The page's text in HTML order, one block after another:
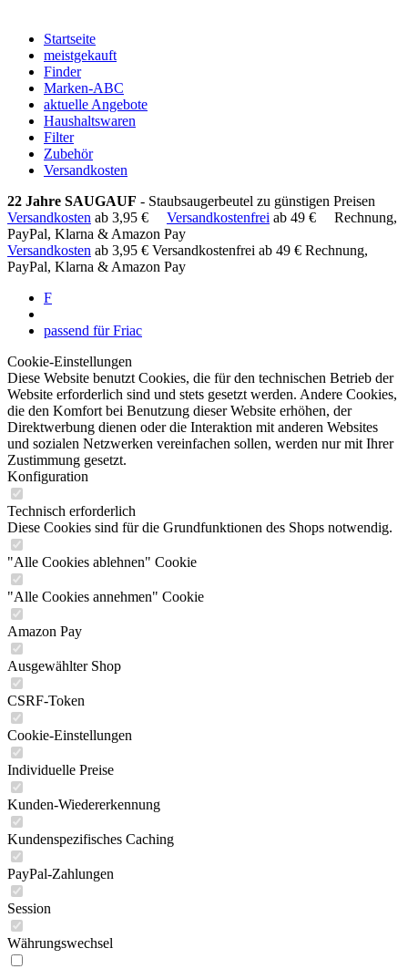
Startseite
meistgekauft
Finder
Marken-ABC
aktuelle Angebote
Haushaltswaren
Filter
Zubehör
Versandkosten
22 Jahre SAUGAUF - Staubsaugerbeutel zu günstigen Preisen
Versandkosten ab 3,95 € Versandkostenfrei ab 49 €
Rechnung,
PayPal, Klarna & Amazon Pay
Versandkosten ab 3,95 € Versandkostenfrei ab 49 € Rechnung,
PayPal, Klarna & Amazon Pay
F
passend für Friac
Cookie-Einstellungen
Diese Website benutzt Cookies, die für den technischen Betrieb der
Website erforderlich sind und stets gesetzt werden. Andere Cookies,
die den Komfort bei Benutzung dieser Website erhöhen, der
Direktwerbung dienen oder die Interaktion mit anderen Websites
und sozialen Netzwerken vereinfachen sollen, werden nur mit Ihrer
Zustimmung gesetzt.
Konfiguration
Technisch erforderlich
Diese Cookies sind für die Grundfunktionen des Shops notwendig.
"Alle Cookies ablehnen" Cookie
"Alle Cookies annehmen" Cookie
Amazon Pay
Ausgewählter Shop
CSRF-Token
Cookie-Einstellungen
Individuelle Preise
Kunden-Wiedererkennung
Kundenspezifisches Caching
PayPal-Zahlungen
Session
Währungswechsel